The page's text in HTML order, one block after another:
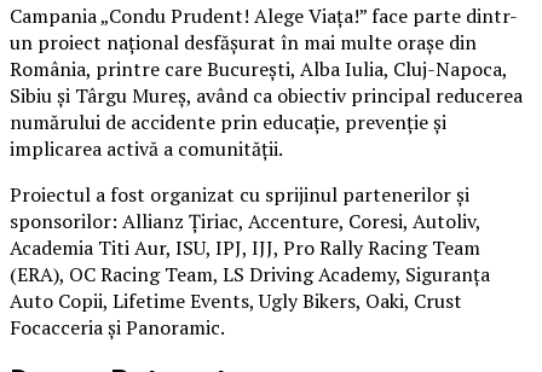
Campania „Condu Prudent! Alege Viața!” face parte dintr-
un proiect național desfășurat în mai multe orașe din
România, printre care București, Alba Iulia, Cluj-Napoca,
Sibiu și Târgu Mureș, având ca obiectiv principal reducerea
numărului de accidente prin educație, prevenție și
implicarea activă a comunității.
Proiectul a fost organizat cu sprijinul partenerilor și
sponsorilor: Allianz Țiriac, Accenture, Coresi, Autoliv,
Academia Titi Aur, ISU, IPJ, IJJ, Pro Rally Racing Team
(ERA), OC Racing Team, LS Driving Academy, Siguranța
Auto Copii, Lifetime Events, Ugly Bikers, Oaki, Crust
Focacceria și Panoramic.